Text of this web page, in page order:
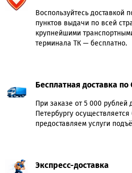
Воспользуйтесь доставкой
пунктов выдачи по всей
крупнейшими
терминала ТК — бесплатно.
Бесплатная доставка
При заказе от 5 000 рублей
Петербургу
предоставляем услуги
Экспресс-доставка